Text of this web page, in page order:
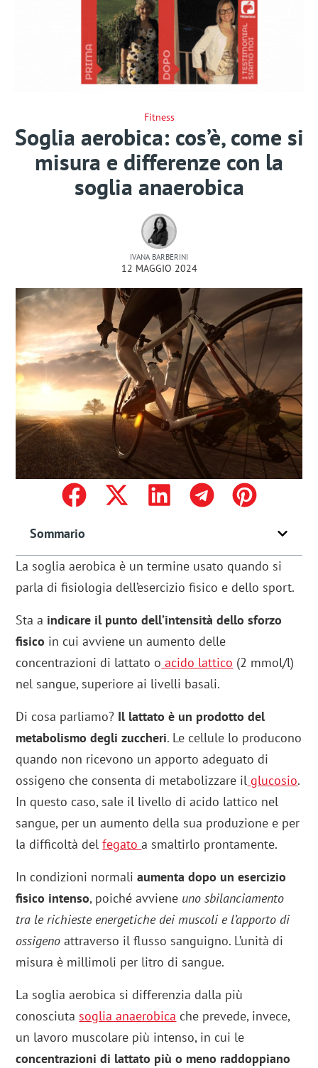
Fitness
Soglia aerobica: cos’è, come si
misura e differenze con la
soglia anaerobica
IVANA BARBERINI
12 MAGGIO 2024
Sommario
La soglia aerobica è un termine usato quando si
parla di fisiologia dell’esercizio fisico e dello sport.
Sta a indicare il punto dell’intensità dello sforzo
fisico in cui avviene un aumento delle
concentrazioni di lattato o acido lattico (2 mmol/l)
nel sangue, superiore ai livelli basali.
Di cosa parliamo? Il lattato è un prodotto del
metabolismo degli zuccheri. Le cellule lo producono
quando non ricevono un apporto adeguato di
ossigeno che consenta di metabolizzare il glucosio.
In questo caso, sale il livello di acido lattico nel
sangue, per un aumento della sua produzione e per
la difficoltà delfegatoa smaltirlo prontamente.
In condizioni normaliaumenta dopo un esercizio
fisico intenso, poiché avviene uno sbilanciamento
tra le richieste energetiche dei muscoli e l’apporto di
ossigenoattraverso il flusso sanguigno. L’unità di
misura è millimoli per litro di sangue.
La soglia aerobica si differenzia dalla più
conosciuta soglia anaerobica che prevede, invece,
un lavoro muscolare più intenso, in cui le
concentrazioni di lattato più o meno raddoppiano